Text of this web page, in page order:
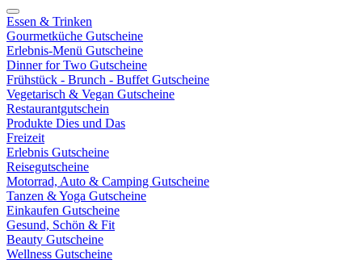
Essen & Trinken
Gourmetküche Gutscheine
Erlebnis-Menü Gutscheine
Dinner for Two Gutscheine
Frühstück - Brunch - Buffet Gutscheine
Vegetarisch & Vegan Gutscheine
Restaurantgutschein
Produkte Dies und Das
Freizeit
Erlebnis Gutscheine
Reisegutscheine
Motorrad, Auto & Camping Gutscheine
Tanzen & Yoga Gutscheine
Einkaufen Gutscheine
Gesund, Schön & Fit
Beauty Gutscheine
Wellness Gutscheine